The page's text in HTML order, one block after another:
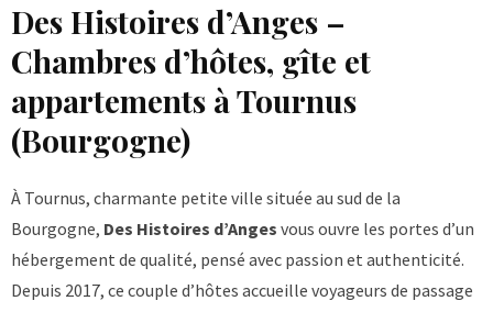
Des Histoires d’Anges –
Chambres d’hôtes, gîte et
appartements à Tournus
(Bourgogne)
À Tournus, charmante petite ville située au sud de la
Bourgogne, Des Histoires d’Anges vous ouvre les portes d’un
hébergement de qualité, pensé avec passion et authenticité.
Depuis 2017, ce couple d’hôtes accueille voyageurs de passage